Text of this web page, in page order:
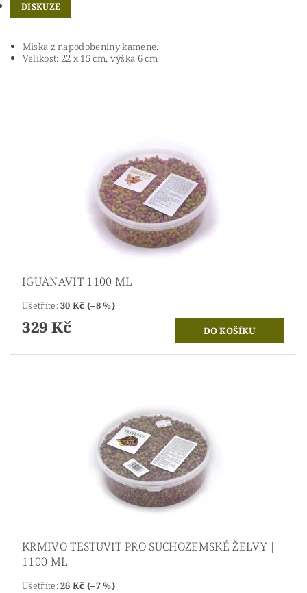
DISKUZE
Miska z napodobeniny kamene.
Velikost: 22 x 15 cm, výška 6 cm
IGUANAVIT 1100 ML
Ušetříte:30 Kč (–8 %)
329 Kč
KRMIVO TESTUVIT PRO SUCHOZEMSKÉ ŽELVY |
1100 ML
Ušetříte:26 Kč (–7 %)